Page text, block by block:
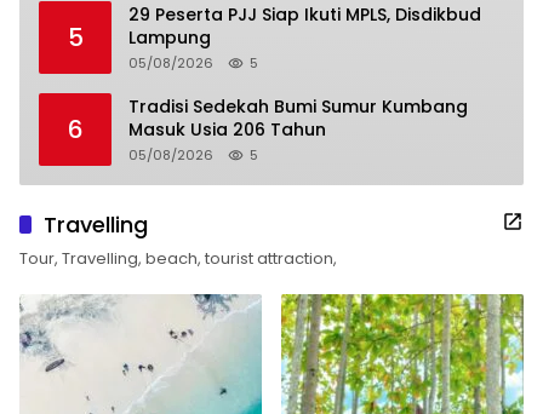
5
29 Peserta PJJ Siap Ikuti MPLS, Disdikbud
Lampung
05/08/2026 5
6
Tradisi Sedekah Bumi Sumur Kumbang
Masuk Usia 206 Tahun
05/08/2026 5
Travelling
Tour, Travelling, beach, tourist attraction,